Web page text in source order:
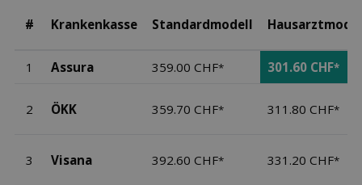
# Krankenkasse Standardmodell
1 Assura 359.00 CHF* 301.60 CHF*
2 ÖKK 359.70 CHF* 311.80 CHF*
3 Visana 392.60 CHF* 331.20 CHF*